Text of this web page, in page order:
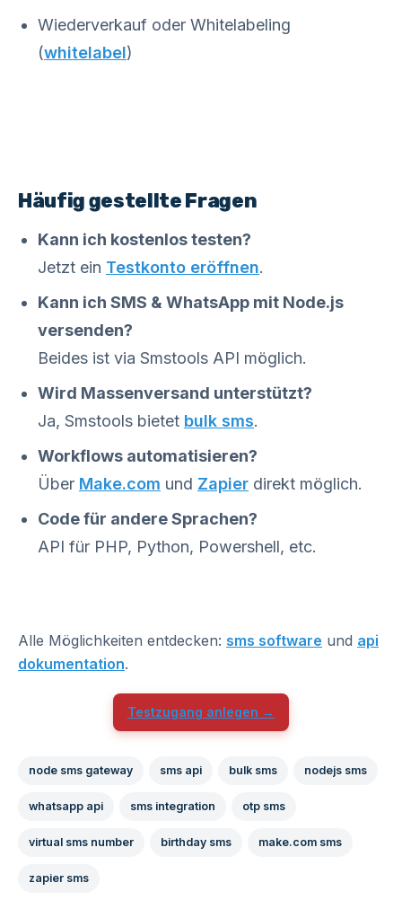
Wiederverkauf oder Whitelabeling
(whitelabel)
Häufig gestellte Fragen
Kann ich kostenlos testen?
Jetzt ein Testkonto eröffnen.
Kann ich SMS & WhatsApp mit Node.js
versenden?
Beides ist via Smstools API möglich.
Wird Massenversand unterstützt?
Ja, Smstools bietet bulk sms.
Workflows automatisieren?
Über Make.com und Zapier direkt möglich.
Code für andere Sprachen?
API für PHP, Python, Powershell, etc.
Alle Möglichkeiten entdecken: sms software und api
dokumentation.
Testzugang anlegen →
node sms gateway sms api bulk sms nodejs sms
whatsapp api sms integration otp sms
virtual sms number birthday sms make.com sms
zapier sms